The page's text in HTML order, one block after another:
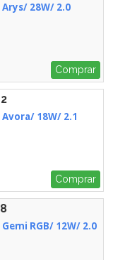
28W/ 2.0
Comprar
18W/ 2.1
Comprar
RGB/ 12W/ 2.0